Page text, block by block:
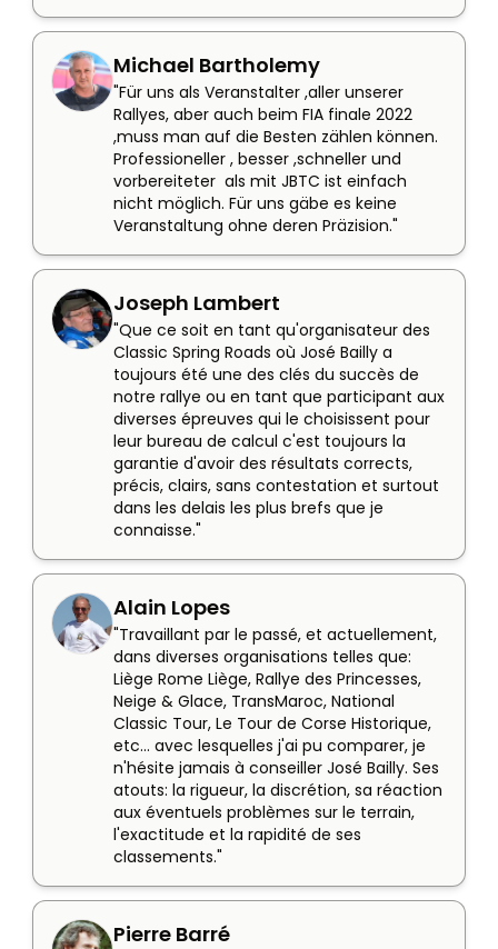
Michael Bartholemy
"Für uns als Veranstalter ,aller unserer
Rallyes, aber auch beim FIA finale 2022
,muss man auf die Besten zählen können.
Professioneller , besser ,schneller und
vorbereiteter  als mit JBTC ist einfach
nicht möglich. Für uns gäbe es keine
Veranstaltung ohne deren Präzision."
Joseph Lambert
"Que ce soit en tant qu'organisateur des
Classic Spring Roads où José Bailly a
toujours été une des clés du succès de
notre rallye ou en tant que participant aux
diverses épreuves qui le choisissent pour
leur bureau de calcul c'est toujours la
garantie d'avoir des résultats corrects,
précis, clairs, sans contestation et surtout
dans les delais les plus brefs que je
connaisse."
Alain Lopes
"Travaillant par le passé, et actuellement,
dans diverses organisations telles que:
Liège Rome Liège, Rallye des Princesses,
Neige & Glace, TransMaroc, National
Classic Tour, Le Tour de Corse Historique,
etc... avec lesquelles j'ai pu comparer, je
n'hésite jamais à conseiller José Bailly. Ses
atouts: la rigueur, la discrétion, sa réaction
aux éventuels problèmes sur le terrain,
l'exactitude et la rapidité de ses
classements."
Pierre Barré